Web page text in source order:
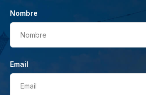
Nombre
Nombre
Email
Email